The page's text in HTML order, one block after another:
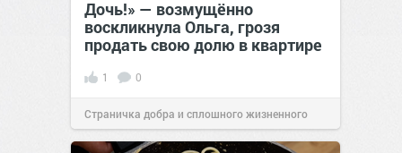
Дочь!» — возмущённо
воскликнула Ольга, грозя
продать свою долю в квартире
1 0
Страничка добра и сплошного жизненного
позитива!14:38Вчера